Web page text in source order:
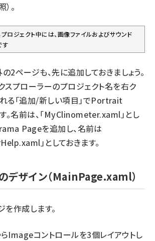
。
ロジェクト中には、画像ファイルおよびサウンド
す
2ページも、先に追加しておきましょう。
スプローラーのプロジェクト名を右ク
る「追加/新しい項目」でPortrait
。名前は、「MyClinometer.xaml」とし
Pageを追加し、名前は
」としておきます。
デザイン（MainPage.xaml）
を作成します。
Imageコントロールを3個レイアウトし